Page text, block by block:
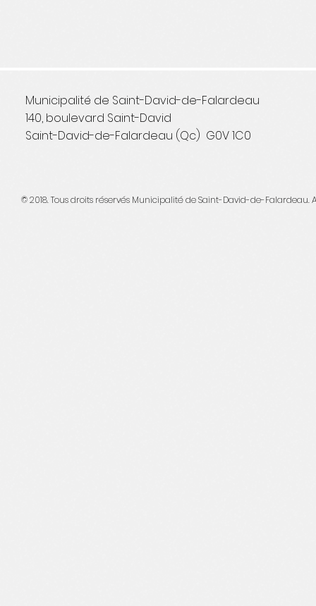
Municipalité de Saint-David-de-Falardeau
140, boulevard Saint-David
Saint-David-de-Falardeau (Qc) G0V 1C0
© 2018. Tous droits réservés Municipalité de Saint-David-de-